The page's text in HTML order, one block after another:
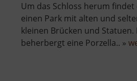
Um das Schloss herum
einen Park mit alten und
kleinen Brücken und Statuen.
beherbergt eine Porzella.. »